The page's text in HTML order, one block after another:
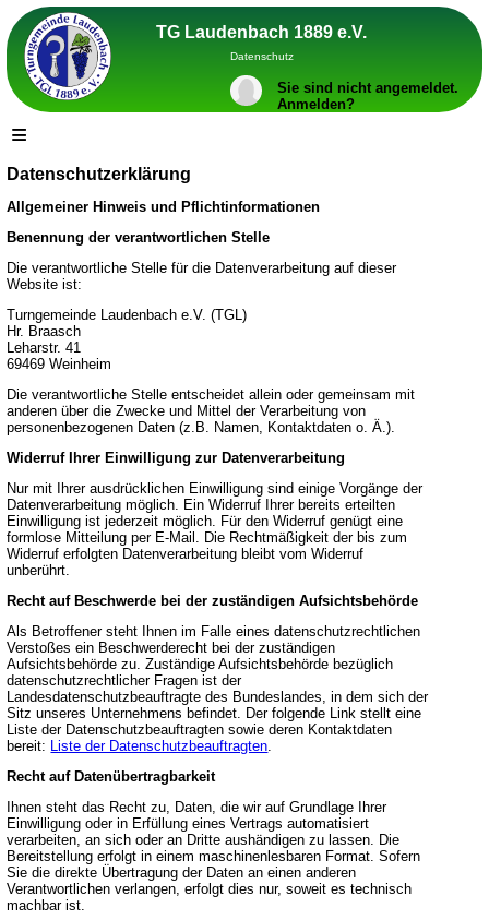
TG Laudenbach 1889 e.V.
Datenschutz
Sie sind nicht angemeldet.
Anmelden?
≡
Datenschutzerklärung
Allgemeiner Hinweis und Pflichtinformationen
Benennung der verantwortlichen Stelle
Die verantwortliche Stelle für die Datenverarbeitung auf dieser
Website ist:
Turngemeinde Laudenbach e.V. (TGL)
Hr. Braasch
Leharstr. 41
69469 Weinheim
Die verantwortliche Stelle entscheidet allein oder gemeinsam mit
anderen über die Zwecke und Mittel der Verarbeitung von
personenbezogenen Daten (z.B. Namen, Kontaktdaten o. Ä.).
Widerruf Ihrer Einwilligung zur Datenverarbeitung
Nur mit Ihrer ausdrücklichen Einwilligung sind einige Vorgänge der
Datenverarbeitung möglich. Ein Widerruf Ihrer bereits erteilten
Einwilligung ist jederzeit möglich. Für den Widerruf genügt eine
formlose Mitteilung per E-Mail. Die Rechtmäßigkeit der bis zum
Widerruf erfolgten Datenverarbeitung bleibt vom Widerruf
unberührt.
Recht auf Beschwerde bei der zuständigen Aufsichtsbehörde
Als Betroffener steht Ihnen im Falle eines datenschutzrechtlichen
Verstoßes ein Beschwerderecht bei der zuständigen
Aufsichtsbehörde zu. Zuständige Aufsichtsbehörde bezüglich
datenschutzrechtlicher Fragen ist der
Landesdatenschutzbeauftragte des Bundeslandes, in dem sich der
Sitz unseres Unternehmens befindet. Der folgende Link stellt eine
Liste der Datenschutzbeauftragten sowie deren Kontaktdaten
bereit:
Liste der Datenschutzbeauftragten
Recht auf Datenübertragbarkeit
Ihnen steht das Recht zu, Daten, die wir auf Grundlage Ihrer
Einwilligung oder in Erfüllung eines Vertrags automatisiert
verarbeiten, an sich oder an Dritte aushändigen zu lassen. Die
Bereitstellung erfolgt in einem maschinenlesbaren Format. Sofern
Sie die direkte Übertragung der Daten an einen anderen
Verantwortlichen verlangen, erfolgt dies nur, soweit es technisch
machbar ist.